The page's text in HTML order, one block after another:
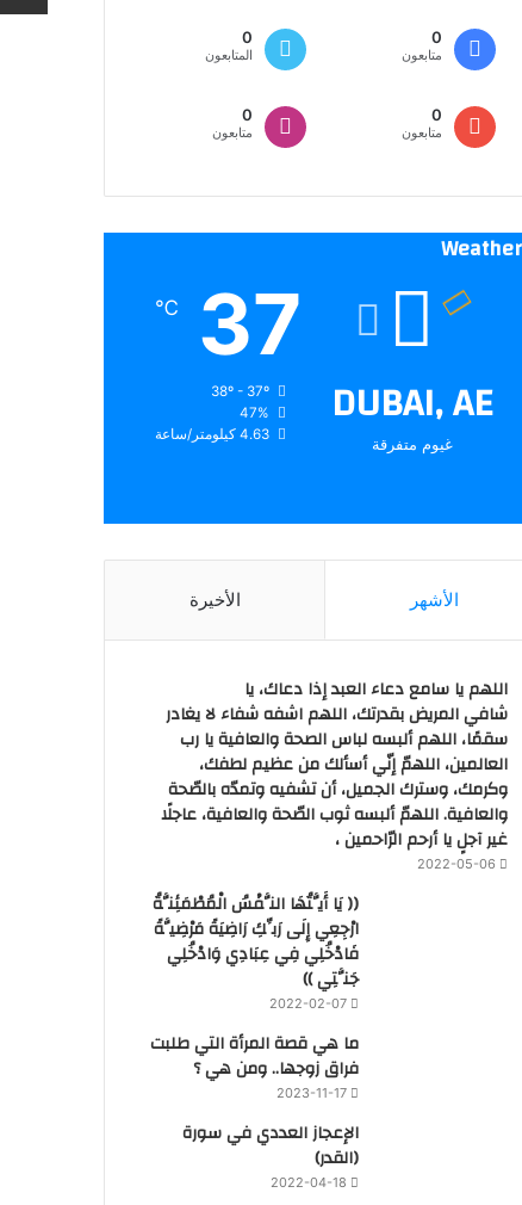
0
متابعون
0
المتابعون
0
متابعون
0
متابعون
Weather
DUBAI, AE
غيوم متفرقة
37
℃
38º - 37º
47%
4.63 كيلومتر/ساعة
الأشهر الأخيرة
اللهم يا سامع دعاء العبد إذا دعاك، يا
شافي المريض بقدرتك، اللهم اشفه شفاء لا يغادر
سقمًا، اللهم ألبسه لباس الصحة والعافية يا رب
العالمين، اللهمّ إنّي أسألك من عظيم لطفك،
وكرمك، وسترك الجميل، أن تشفيه وتمدّه بالصّحة
والعافية. اللهمّ ألبسه ثوب الصّحة والعافية، عاجلًا
غير آجلٍ يا أرحم الرّاحمين ،
2022-05-06
(( يَا أَيَّتُهَا النَّفْسُ الْمُطْمَئِنَّةُ
ارْجِعِي إِلَى رَبِّكِ رَاضِيَةً مَرْضِيَّةً
فَادْخُلِي فِي عِبَادِي وَادْخُلِي
جَنَّتِي ))
2022-02-07
ما هي قصة المرأة التي طلبت
فراق زوجها.. ومن هي ؟
2023-11-17
‏الإعجاز العددي في سورة
(القدر)
2022-04-18